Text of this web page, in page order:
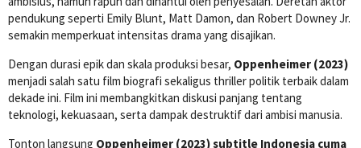
pendukung seperti Emily Blunt, Matt Damon, dan Robert Downey Jr.
semakin memperkuat intensitas drama yang disajikan.
Dengan durasi epik dan skala produksi besar, Oppenheimer (2023)
menjadi salah satu film biografi sekaligus thriller politik terbaik dalam
dekade ini. Film ini membangkitkan diskusi panjang tentang
teknologi, kekuasaan, serta dampak destruktif dari ambisi manusia.
Tonton langsung Oppenheimer (2023) subtitle Indonesia cuma